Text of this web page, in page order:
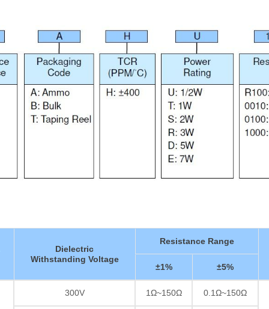
Dielectric
Withstanding Voltage
Resistance Range
±1%
±5%
300V 1Ω~150Ω 0.1Ω~150Ω